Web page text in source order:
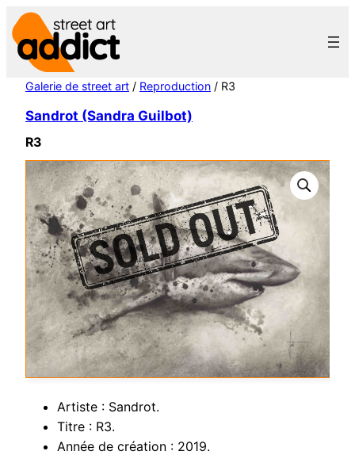
Aller
au
contenu
Galerie de street art / Reproduction / R3
Sandrot (Sandra Guilbot)
R3
Artiste : Sandrot.
Titre : R3.
Année de création : 2019.